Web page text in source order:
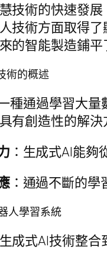
技術的快速發
技術方面取得
的智能製造鋪平
術的概述
種通過學習大
有創造性的解
：生成式AI能
：通過不斷的學
人學習系統
成式AI技術整